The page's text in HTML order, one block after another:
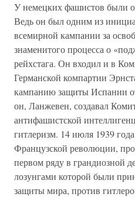
У немецких фашистов были
Ведь он был одним из
всемирной кампании за
знаменитого процесса о
рейхстага. Он входил и в
Германской компартии
кампанию защиты Испании
он, Ланжевен, создавал
антифашистской
гитлеризм. 14 июля 1939
Французской революции,
первом ряду в грандиозной
лозунгами которой были
защиты мира, против